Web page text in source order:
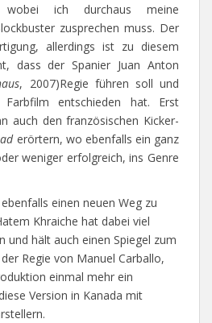
wobei ich durchaus meine
zusprechen muss. Der
allerdings ist zu diesem
dass der Spanier Juan Anton
, 2007)Regie führen soll und
entschieden hat. Erst
auch den französischen Kicker-
erörtern, wo ebenfalls ein ganz
weniger erfolgreich, ins Genre
einen neuen Weg zu
Khraiche hat dabei viel
und hält auch einen Spiegel zum
Regie von Manuel Carballo,
einmal mehr ein
Version in Kanada mit